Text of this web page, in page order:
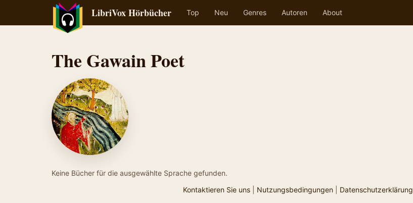
LibriVox Hörbücher Top Neu Genres Autoren About
The Gawain Poet
Keine Bücher für die ausgewählte Sprache gefunden.
Kontaktieren Sie uns| Nutzungsbedingungen| Datenschutzerklärung